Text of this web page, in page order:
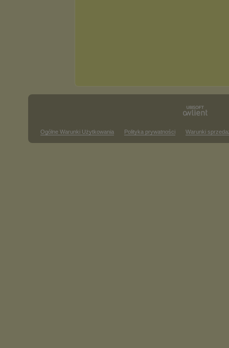
Ogólne Warunki Użytkowania Polityka prywatności Warunki